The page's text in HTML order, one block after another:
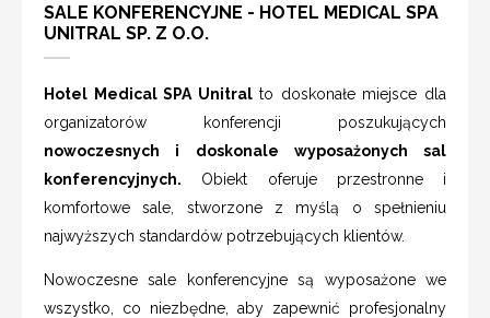
SALE KONFERENCYJNE - HOTEL MEDICAL SPA
UNITRAL SP. Z O.O.
Hotel Medical SPA Unitral to doskonałe miejsce dla
organizatorów konferencji poszukujących
nowoczesnych i doskonale wyposażonych sal
konferencyjnych. Obiekt oferuje przestronne i
komfortowe sale, stworzone z myślą o spełnieniu
najwyższych standardów potrzebujących klientów.
Nowoczesne sale konferencyjne są wyposażone we
wszystko, co niezbędne, aby zapewnić profesjonalny